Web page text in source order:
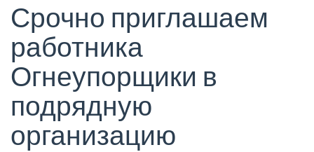
Срочно приглашаем
работника
Огнеупорщики в
подрядную
организацию